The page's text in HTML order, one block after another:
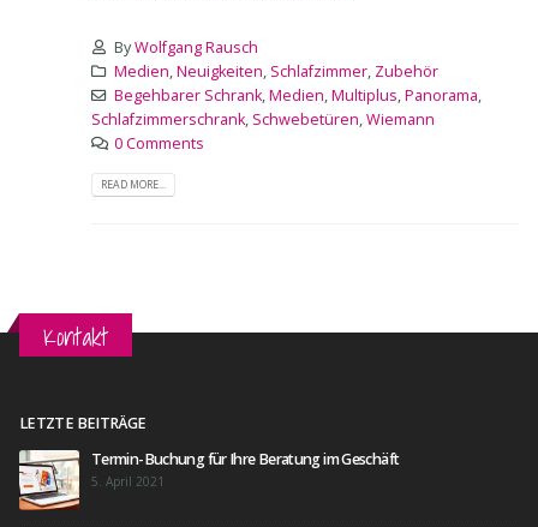
ByWolfgang Rausch
Medien,Neuigkeiten, Schlafzimmer, Zubehör
Begehbarer Schrank,Medien,Multiplus,Panorama,
Schlafzimmerschrank, Schwebetüren,Wiemann
0 Comments
READ MORE...
Kontakt
LETZTE BEITRÄGE
Termin-Buchung für Ihre Beratung im Geschäft
5. April 2021